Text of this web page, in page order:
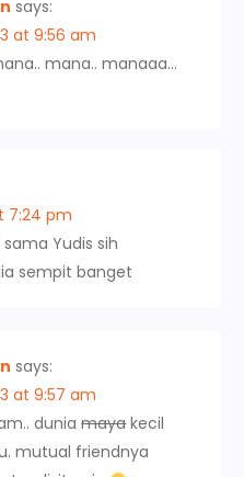
says:
at 9:56 am
mana.. manaaa…
7:24 pm
Yudis sih
sempit banget
says:
at 9:57 am
duniamayakecil
mutual friendnya